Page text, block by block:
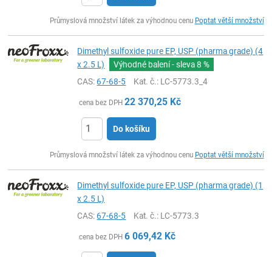
Průmyslová množství látek za výhodnou cenu Poptat větší množství
Dimethyl sulfoxide pure EP, USP (pharma grade) (4
x 2.5 L)
Výhodné balení - sleva8 %
CAS:67-68-5 Kat. č.: LC-5773.3_4
cena bez DPH 22 370,25 Kč
Do košíku
Průmyslová množství látek za výhodnou cenu Poptat větší množství
Dimethyl sulfoxide pure EP, USP (pharma grade) (1
x 2.5 L)
CAS:67-68-5 Kat. č.: LC-5773.3
cena bez DPH 6 069,42 Kč